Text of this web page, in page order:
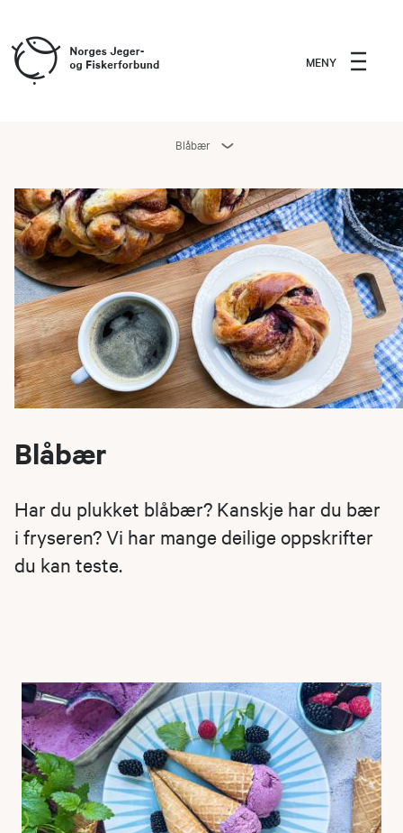
MENY
Blåbær
Blåbær
Har du plukket blåbær? Kanskje har du bær
i fryseren? Vi har mange deilige oppskrifter
du kan teste.